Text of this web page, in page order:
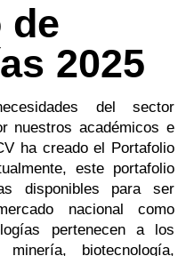
de
2025
del sector
nuestros académicos e
ha creado el Portafolio
este portafolio
disponibles para ser
nacional como
pertenecen a los
biotecnología,